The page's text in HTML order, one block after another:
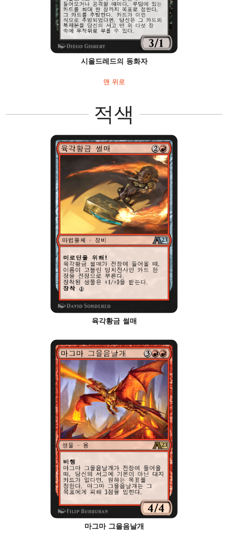
시올드레드의 동화자
맨 위로
적색
육각황금 썰매
마그마 그을음날개